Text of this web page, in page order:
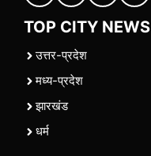
TOP CITY NEWS
उत्तर-प्रदेश
मध्य-प्रदेश
झारखंड
धर्म